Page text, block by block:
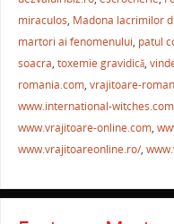
b
o
o
k
miraculos, Madona lacrimilor
martori ai fenomenului, patul
soacra, toxemie gravidică,
romania.com, vrajitoare-
www.international-witches.com
www.vrajitoare-online.com,
www.vrajitoareonline.ro/,